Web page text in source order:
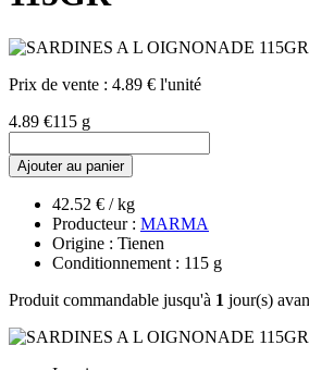
Prix de vente : 4.89 € l'unité
4.89 €115 g
Ajouter au panier
42.52 € / kg
Producteur : MARMA
Origine : Tienen
Conditionnement : 115 g
Produit commandable jusqu'à 1 jour(s)